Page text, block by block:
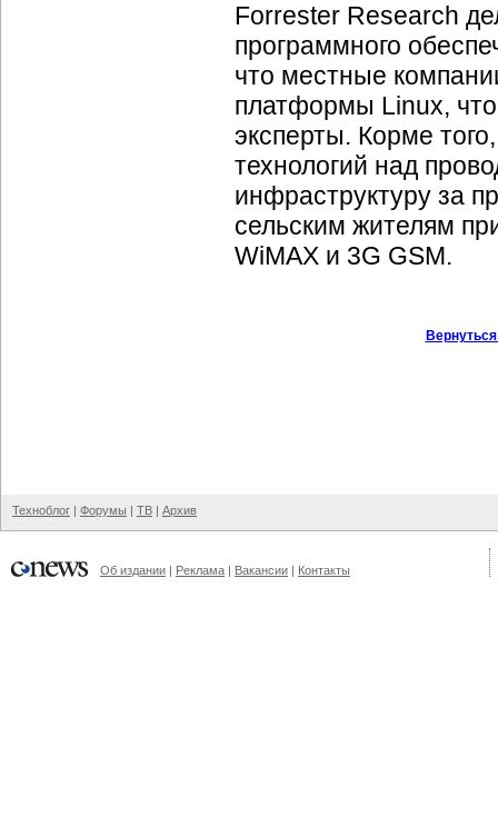
Forrester Research
программного
что местные
платформы Linux,
эксперты. Корме
технологий над
инфраструктуру за
сельским жителям
WiMAX и 3G GSM.
Техноблог | Форумы | ТВ | Архив
Об издании | Реклама | Вакансии | Контакты